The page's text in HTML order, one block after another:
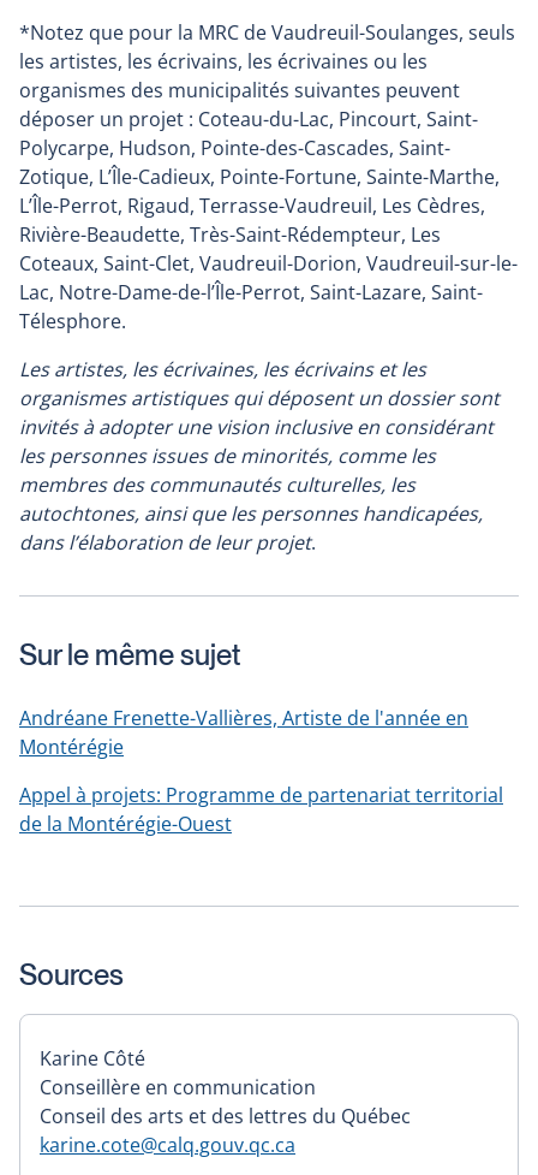
*Notez que pour la MRC de Vaudreuil-Soulanges, seuls
les artistes, les écrivains, les écrivaines ou les
organismes des municipalités suivantes peuvent
déposer un projet : Coteau-du-Lac, Pincourt, Saint-
Polycarpe, Hudson, Pointe-des-Cascades, Saint-
Zotique, L’Île-Cadieux, Pointe-Fortune, Sainte-Marthe,
L’Île-Perrot, Rigaud, Terrasse-Vaudreuil, Les Cèdres,
Rivière-Beaudette, Très-Saint-Rédempteur, Les
Coteaux, Saint-Clet, Vaudreuil-Dorion, Vaudreuil-sur-le-
Lac, Notre-Dame-de-l’Île-Perrot, Saint-Lazare, Saint-
Télesphore.
Les artistes, les écrivaines, les écrivains et les
organismes artistiques qui déposent un dossier sont
invités à adopter une vision inclusive en considérant
les personnes issues de minorités, comme les
membres des communautés culturelles, les
autochtones, ainsi que les personnes handicapées,
dans l’élaboration de leur projet.
Sur le même sujet
Andréane Frenette-Vallières, Artiste de l'année en
Montérégie
Appel à projets: Programme de partenariat territorial
de la Montérégie-Ouest
Sources
Karine Côté
Conseillère en communication
Conseil des arts et des lettres du Québec
karine.cote@calq.gouv.qc.ca